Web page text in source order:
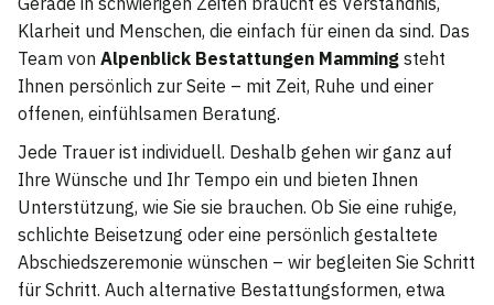
Klarheit und Menschen, die einfach für einen da sind. Das
Team von Alpenblick Bestattungen Mamming steht
Ihnen persönlich zur Seite – mit Zeit, Ruhe und einer
offenen, einfühlsamen Beratung.
Jede Trauer ist individuell. Deshalb gehen wir ganz auf
Ihre Wünsche und Ihr Tempo ein und bieten Ihnen
Unterstützung, wie Sie sie brauchen. Ob Sie eine ruhige,
schlichte Beisetzung oder eine persönlich gestaltete
Abschiedszeremonie wünschen – wir begleiten Sie Schritt
für Schritt. Auch alternative Bestattungsformen, etwa